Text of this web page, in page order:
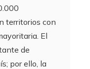
territorios con
El
de
por ello, la